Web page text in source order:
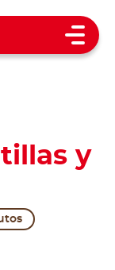
Open
y